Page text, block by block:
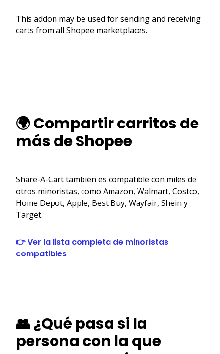
This addon may be used for sending and receiving
carts from all Shopee marketplaces.
🌍 Compartir carritos de
más de Shopee
Share-A-Cart también es compatible con miles de
otros minoristas, como Amazon, Walmart, Costco,
Home Depot, Apple, Best Buy, Wayfair, Shein y
Target.
👉 Ver la lista completa de minoristas
compatibles
👥 ¿Qué pasa si la
persona con la que